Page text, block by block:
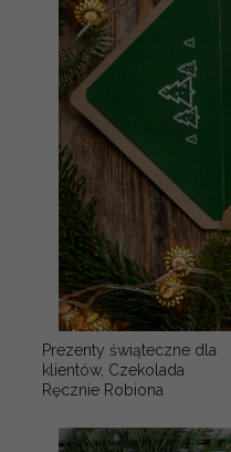
Prezenty świąteczne dla
klientów, Czekolada
Ręcznie Robiona